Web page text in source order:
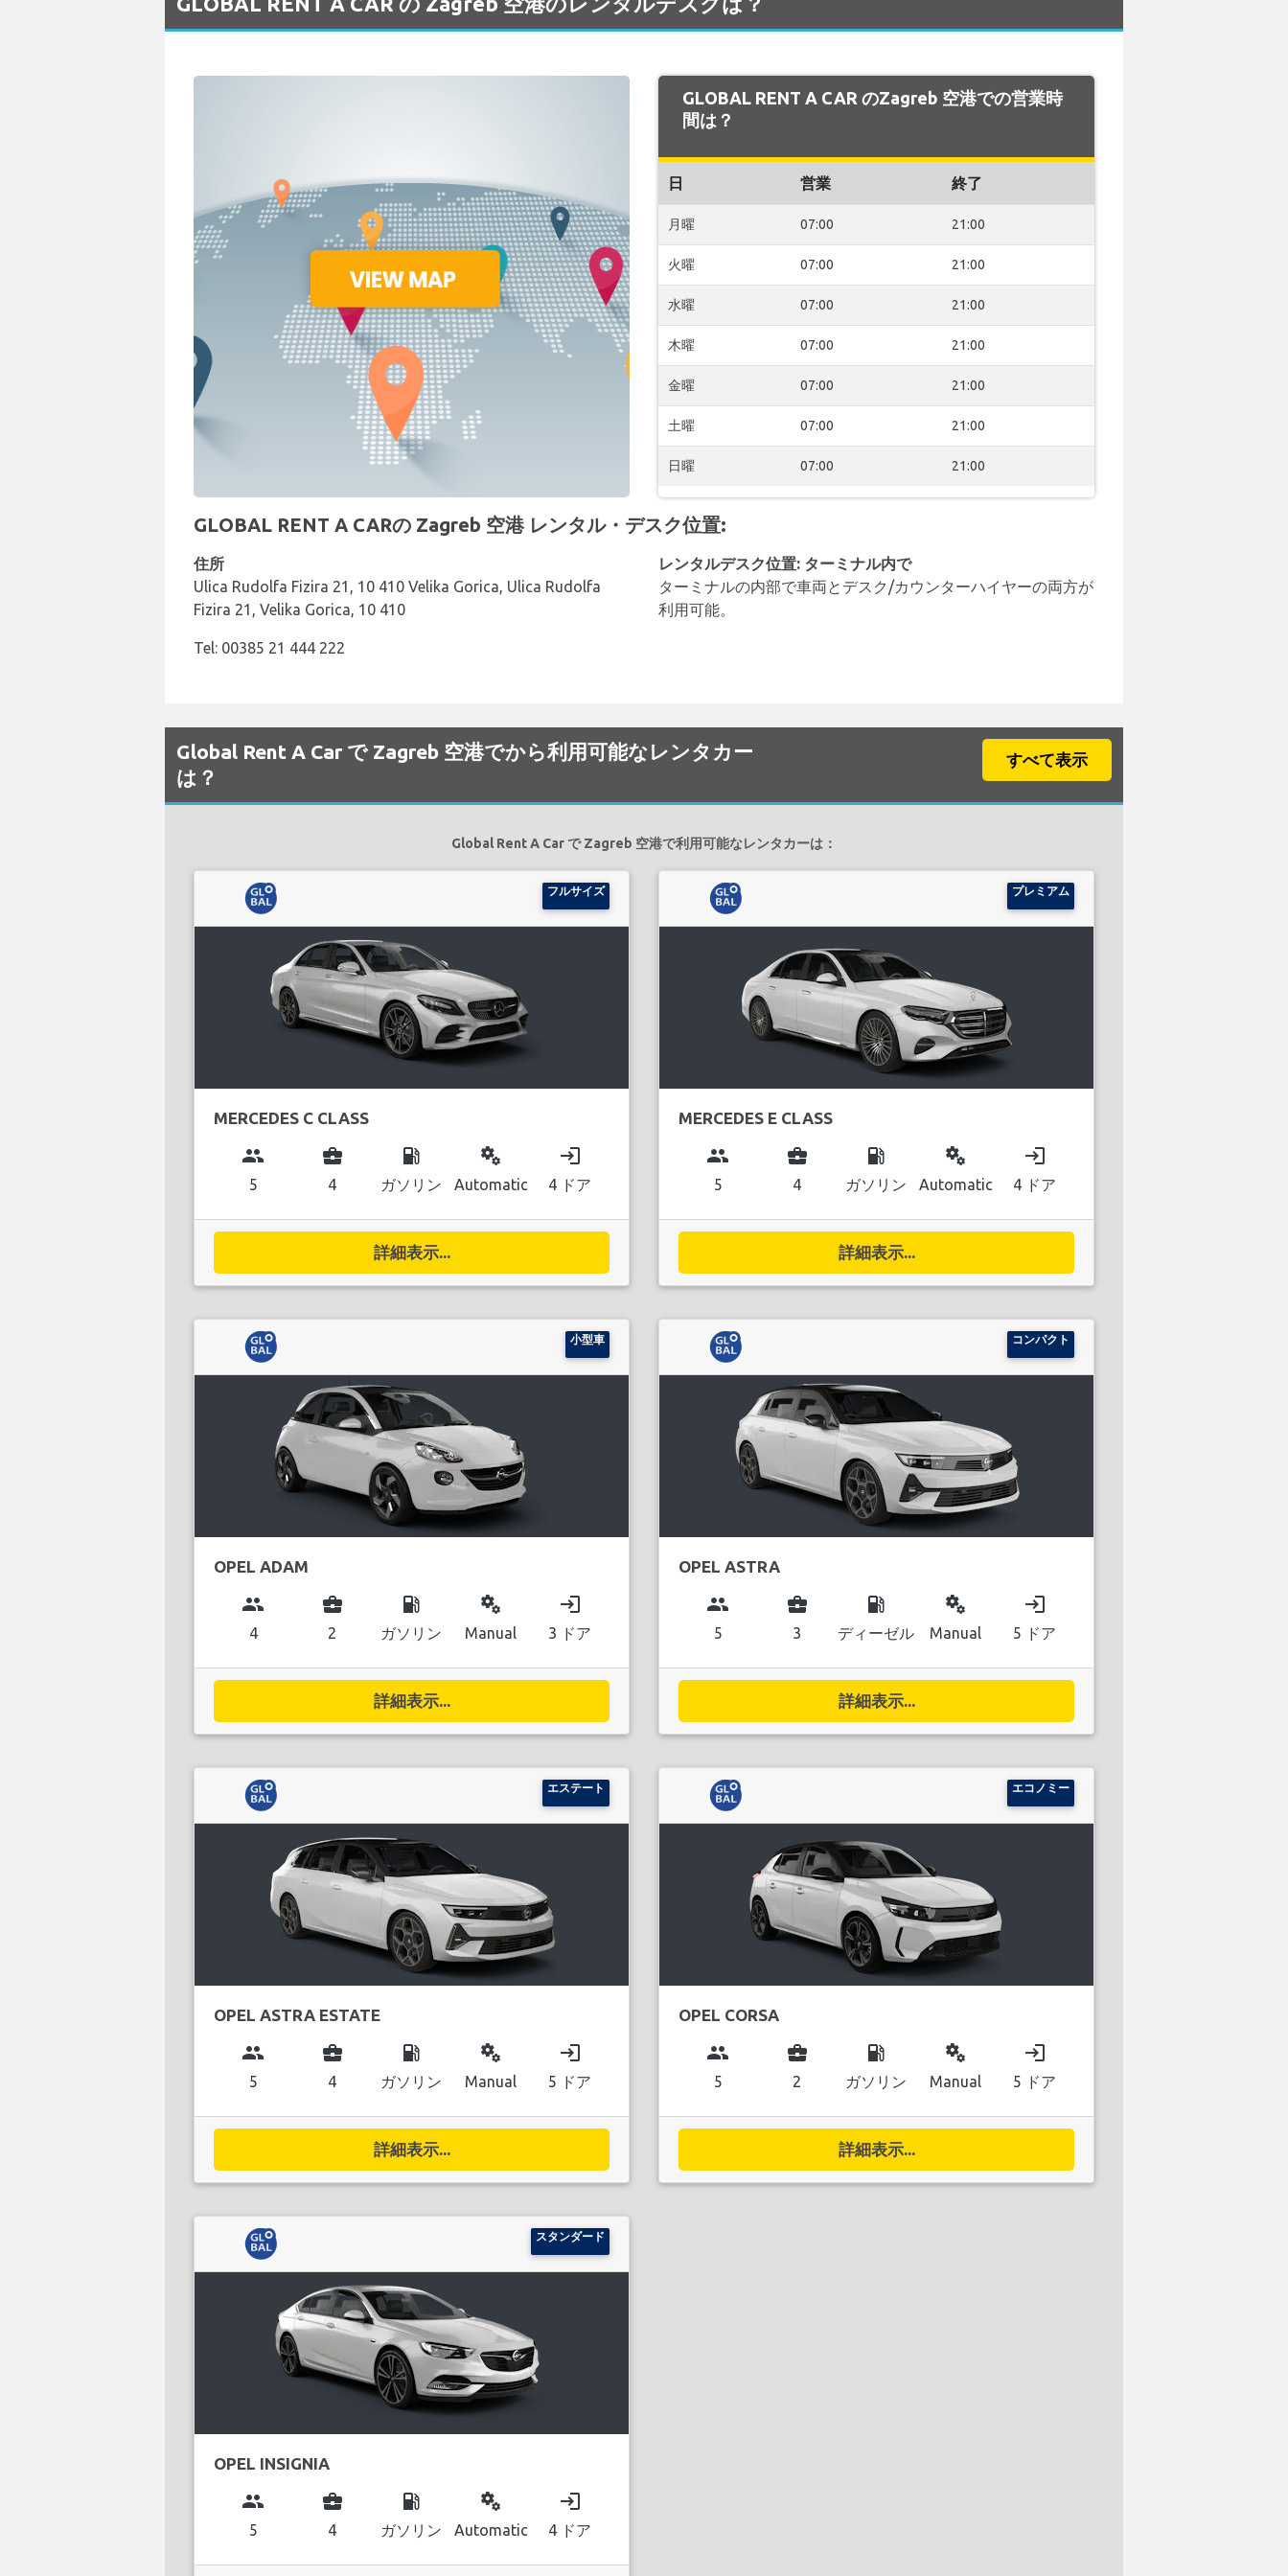
GLOBAL RENT A CAR のZagreb 空港での営業時
間は？
日 営業 終了
月曜 07:00 21:00
火曜 07:00 21:00
水曜 07:00 21:00
木曜 07:00 21:00
金曜 07:00 21:00
土曜 07:00 21:00
日曜 07:00 21:00
GLOBAL RENT A CARの Zagreb 空港 レンタル・デスク位置:
住所
Ulica Rudolfa Fizira 21, 10 410 Velika Gorica, Ulica Rudolfa
Fizira 21, Velika Gorica, 10 410
Tel: 00385 21 444 222
レンタルデスク位置: ターミナル内で
ターミナルの内部で車両とデスク/カウンターハイヤーの両方が
利用可能。
Global Rent A Car で Zagreb 空港でから利用可能なレンタカー
は？
すべて表示
Global Rent A Car で Zagreb 空港で利用可能なレンタカーは：
フルサイズ
MERCEDES C CLASS
group
5
business_center
4
local_gas_station
ガソリン
miscellaneous_services
Automatic
login
4 ドア
詳細表示...
プレミアム
MERCEDES E CLASS
group
5
business_center
4
local_gas_station
ガソリン
miscellaneous_services
Automatic
login
4 ドア
詳細表示...
小型車
OPEL ADAM
group
4
business_center
2
local_gas_station
ガソリン
miscellaneous_services
Manual
login
3 ドア
詳細表示...
コンパクト
OPEL ASTRA
group
5
business_center
3
local_gas_station
ディーゼル
miscellaneous_services
Manual
login
5 ドア
詳細表示...
エステート
OPEL ASTRA ESTATE
group
5
business_center
4
local_gas_station
ガソリン
miscellaneous_services
Manual
login
5 ドア
詳細表示...
エコノミー
OPEL CORSA
group
5
business_center
2
local_gas_station
ガソリン
miscellaneous_services
Manual
login
5 ドア
詳細表示...
スタンダード
OPEL INSIGNIA
group
5
business_center
4
local_gas_station
ガソリン
miscellaneous_services
Automatic
login
4 ドア